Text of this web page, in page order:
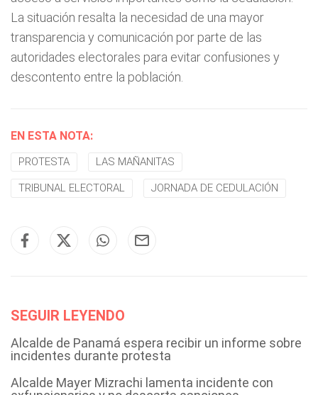
La situación resalta la necesidad de una mayor
transparencia y comunicación por parte de las
autoridades electorales para evitar confusiones y
descontento entre la población.
EN ESTA NOTA:
PROTESTA LAS MAÑANITAS
TRIBUNAL ELECTORAL JORNADA DE CEDULACIÓN
SEGUIR LEYENDO
Alcalde de Panamá espera recibir un informe sobre
incidentes durante protesta
Alcalde Mayer Mizrachi lamenta incidente con